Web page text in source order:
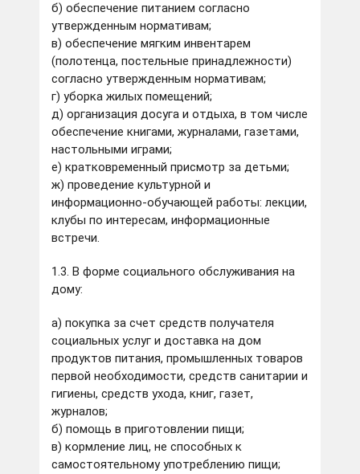
б) обеспечение питанием согласно
утвержденным нормативам;
в) обеспечение мягким инвентарем
(полотенца, постельные принадлежности)
согласно утвержденным нормативам;
г) уборка жилых помещений;
д) организация досуга и отдыха, в том числе
обеспечение книгами, журналами, газетами,
настольными играми;
е) кратковременный присмотр за детьми;
ж) проведение культурной и
информационно-обучающей работы: лекции,
клубы по интересам, информационные
встречи.
1.3. В форме социального обслуживания на
дому:
а) покупка за счет средств получателя
социальных услуг и доставка на дом
продуктов питания, промышленных товаров
первой необходимости, средств санитарии и
гигиены, средств ухода, книг, газет,
журналов;
б) помощь в приготовлении пищи;
в) кормление лиц, не способных к
самостоятельному употреблению пищи;